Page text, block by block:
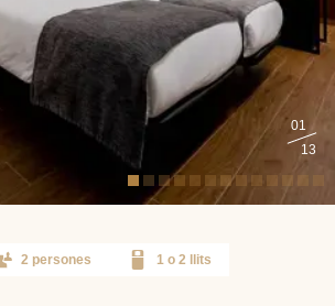
01
13
2 persones 1 o 2 llits